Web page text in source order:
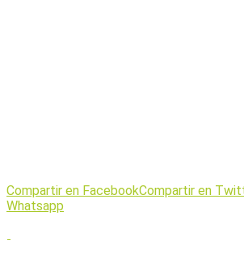
Compartir en FacebookCompartir en
Whatsapp